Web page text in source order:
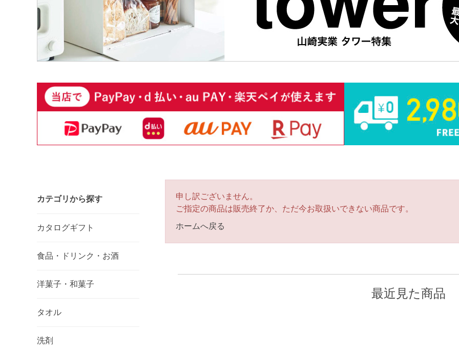
カテゴリから探す
カタログギフト
食品・ドリンク・お酒
洋菓子・和菓子
タオル
洗剤
申し訳ございません。
ご指定の商品は販売終了か、ただ今お取扱いできない商品です。
ホームへ戻る
最近見た商品